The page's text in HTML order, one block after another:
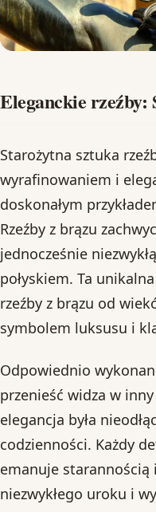
Eleganckie rzeźby:
Starożytna sztuka
wyrafinowaniem i
doskonałym
Rzeźby z brązu
jednocześnie
połyskiem. Ta
rzeźby z brązu od
symbolem luksusu i
Odpowiednio
przenieść widza w
elegancja była
codzienności. Każdy
emanuje starannością
niezwykłego uroku i